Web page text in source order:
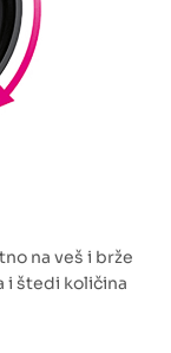
na veš i brže
i štedi količina